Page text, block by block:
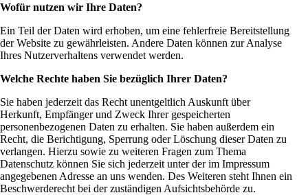
Wofür nutzen wir Ihre Daten?
Ein Teil der Daten wird erhoben, um eine fehlerfreie Bereitstellung
der Website zu gewährleisten. Andere Daten können zur Analyse
Ihres Nutzerverhaltens verwendet werden.
Welche Rechte haben Sie bezüglich Ihrer Daten?
Sie haben jederzeit das Recht unentgeltlich Auskunft über
Herkunft, Empfänger und Zweck Ihrer gespeicherten
personenbezogenen Daten zu erhalten. Sie haben außerdem ein
Recht, die Berichtigung, Sperrung oder Löschung dieser Daten zu
verlangen. Hierzu sowie zu weiteren Fragen zum Thema
Datenschutz können Sie sich jederzeit unter der im Impressum
angegebenen Adresse an uns wenden. Des Weiteren steht Ihnen ein
Beschwerderecht bei der zuständigen Aufsichtsbehörde zu.